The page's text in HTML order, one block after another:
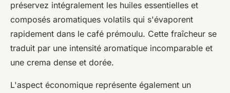
préservez intégralement les huiles essentielles et
composés aromatiques volatils qui s'évaporent
rapidement dans le café prémoulu. Cette fraîcheur se
traduit par une intensité aromatique incomparable et
une crema dense et dorée.
L'aspect économique représente également un